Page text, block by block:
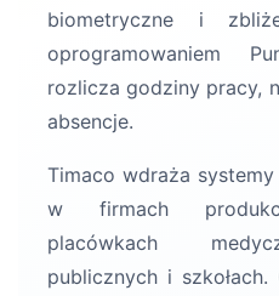
biometryczne i
oprogramowaniem
rozlicza godziny pracy,
absencje.
Timaco wdraża
w firmach
placówkach
publicznych i